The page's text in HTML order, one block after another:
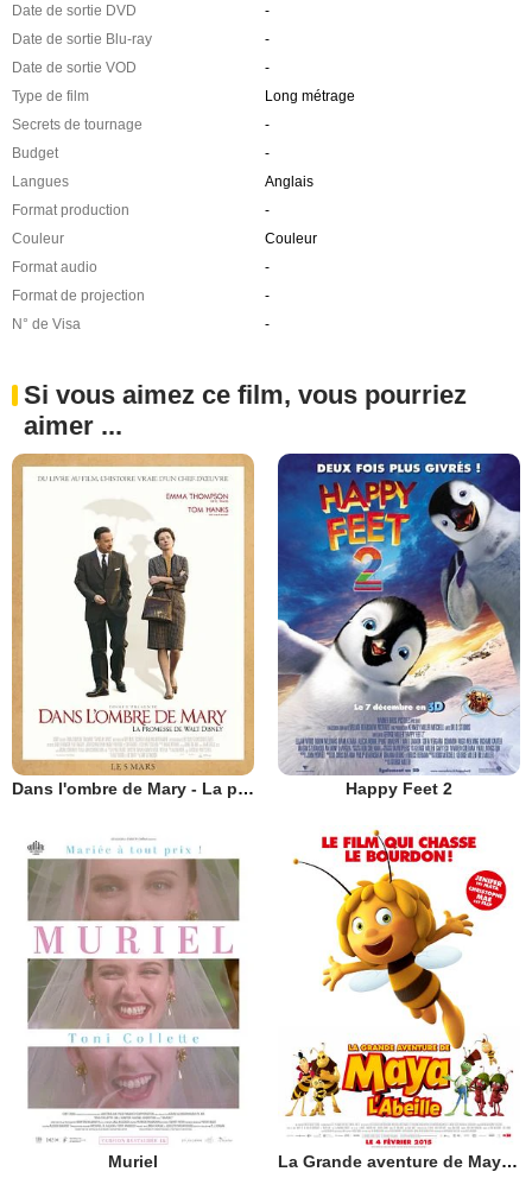
Date de sortie DVD
-
Date de sortie Blu-ray
-
Date de sortie VOD
-
Type de film
Long métrage
Secrets de tournage
-
Budget
-
Langues
Anglais
Format production
-
Couleur
Couleur
Format audio
-
Format de projection
-
N° de Visa
-
Si vous aimez ce film, vous pourriez
aimer ...
Dans l'ombre de Mary - La promesse de Walt Disney Happy Feet 2
Muriel La Grande aventure de Maya l'abeille